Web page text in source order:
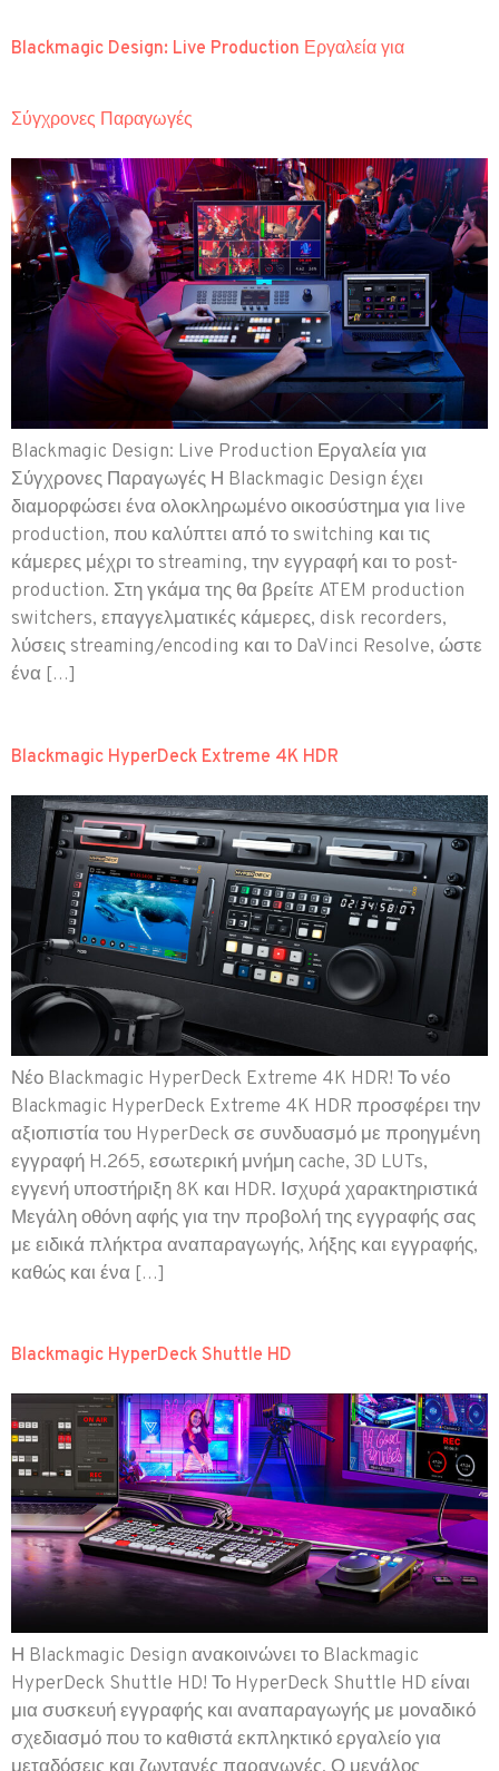
Blackmagic Design: Live Production Εργαλεία για
Σύγχρονες Παραγωγές
Blackmagic Design: Live Production Εργαλεία για
Σύγχρονες Παραγωγές Η Blackmagic Design έχει
διαμορφώσει ένα ολοκληρωμένο οικοσύστημα για live
production, που καλύπτει από το switching και τις
κάμερες μέχρι το streaming, την εγγραφή και το post-
production. Στη γκάμα της θα βρείτε ATEM production
switchers, επαγγελματικές κάμερες, disk recorders,
λύσεις streaming/encoding και το DaVinci Resolve, ώστε
ένα […]
Blackmagic HyperDeck Extreme 4K HDR
Νέο Blackmagic HyperDeck Extreme 4K HDR! Το νέο
Blackmagic HyperDeck Extreme 4K HDR προσφέρει την
αξιοπιστία του HyperDeck σε συνδυασμό με προηγμένη
εγγραφή H.265, εσωτερική μνήμη cache, 3D LUTs,
εγγενή υποστήριξη 8K και HDR. Ισχυρά χαρακτηριστικά
Μεγάλη οθόνη αφής για την προβολή της εγγραφής σας
με ειδικά πλήκτρα αναπαραγωγής, λήξης και εγγραφής,
καθώς και ένα […]
Blackmagic HyperDeck Shuttle HD
Η Blackmagic Design ανακοινώνει το Blackmagic
HyperDeck Shuttle HD! Το HyperDeck Shuttle HD είναι
μια συσκευή εγγραφής και αναπαραγωγής με μοναδικό
σχεδιασμό που το καθιστά εκπληκτικό εργαλείο για